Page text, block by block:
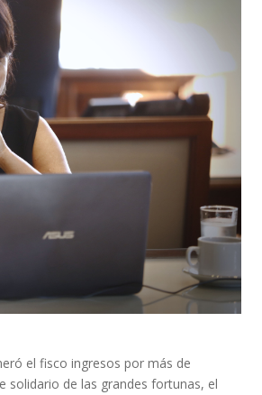
el fisco ingresos por más de
solidario de las grandes fortunas, el